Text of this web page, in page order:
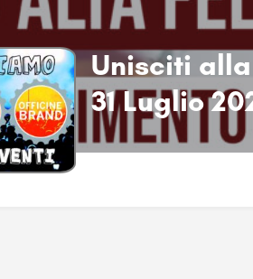
Unisciti
31 Luglio